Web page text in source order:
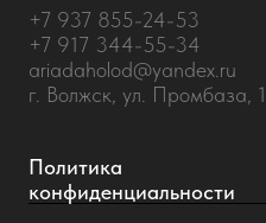
+7 937 855-24-53
+7 917 344-55-34
ariadaholod@yandex.ru
г. Волжск, ул. Промбаза, 1
Политика
конфиденциальности